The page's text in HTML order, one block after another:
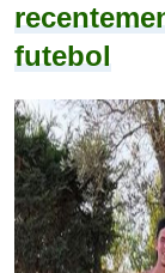
futebol